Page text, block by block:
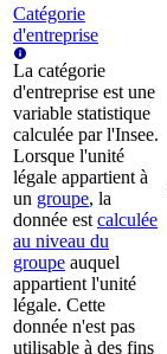
Catégorie
d'entreprise
La catégorie
d'entreprise est une
variable statistique
calculée par l'Insee.
Lorsque l'unité
légale appartient à
un groupe, la
donnée est calculée
au niveau du
groupe auquel
appartient l'unité
légale. Cette
donnée n'est pas
utilisable à des fins